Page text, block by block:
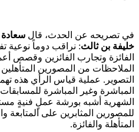
في تصريحه عن الحدث، قال سعادة
خليفة بن ثالث: نراقب دوماً نوعية
الفائزة وتجارب الفائزين وقصص
الملاحظات من المصورين المتأهلين
التصوير. عملية قياس الرأي هذه
المباشرة وغير المباشرة
الشهرية أشبه بورشة عملٍ فنيةٍ
للمصورين المثابرين على المتابعة
المتأهلة والفائزة.